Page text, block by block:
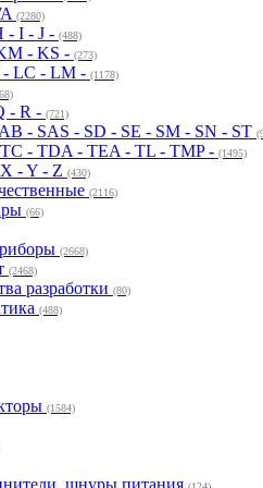
(2280)
- I - J - (488)
- KS - (273)
LC - LM - (1178)
- R - (721)
- SAS - SD - SE - SM - SN - ST
- TDA - TEA - TL - TMP - (1495)
- Y - Z (430)
(2116)
(66)
(2668)
(2468)
разработки (80)
(488)
(1584)